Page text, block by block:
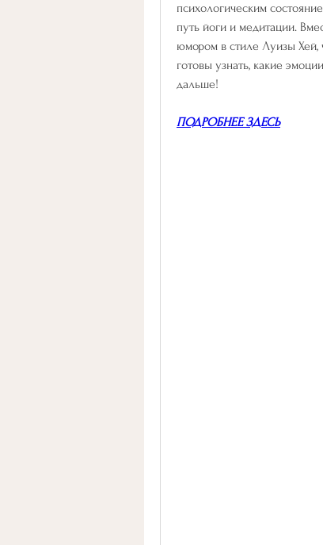
психологическим
путь йоги и медитации.
юмором в стиле Луизы Хей,
готовы узнать, какие
дальше!
ПОДРОБНЕЕ ЗДЕСЬ